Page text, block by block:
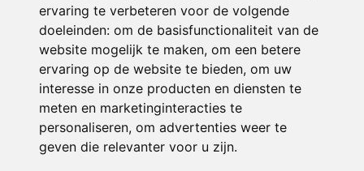
ervaring te verbeteren voor de volgende
doeleinden: om de basisfunctionaliteit van de
website mogelijk te maken, om een betere
ervaring op de website te bieden, om uw
interesse in onze producten en diensten te
meten en marketinginteracties te
personaliseren, om advertenties weer te
geven die relevanter voor u zijn.
© 2026 De Regenboog | Alle rechten voorbehouden
Privacy policy|Disclaimer| Klachtenregeling|RSIN en Anbi
voorkeuren